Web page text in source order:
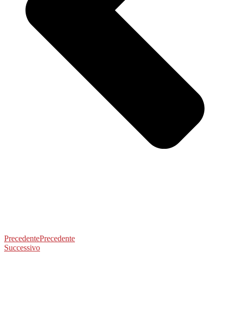
PrecedentePrecedente
Successivo